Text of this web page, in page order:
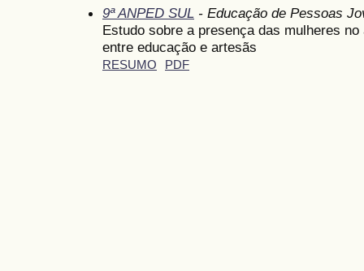
9ª ANPED SUL - Educação de Pessoas
Estudo sobre a presença das mulheres
entre educação e artesãs
RESUMO PDF